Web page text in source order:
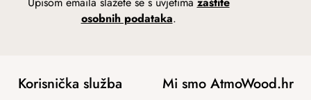
osobnih podataka.
Korisnička služba Mi smo AtmoWood.hr